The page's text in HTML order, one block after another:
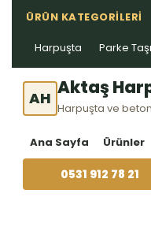
ÜRÜN KATEGORILERI
Harpuşta Parke Taşı
AH Aktaş
Harpuşta ve
Ana Sayfa Ürünler
0531 912 78 21